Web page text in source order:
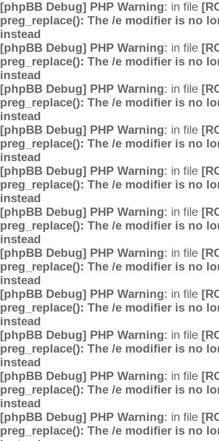
[phpBB Debug] PHP Warning: in file
preg_replace(): The /e modifier is no
instead
[phpBB Debug] PHP Warning: in file
preg_replace(): The /e modifier is no
instead
[phpBB Debug] PHP Warning: in file
preg_replace(): The /e modifier is no
instead
[phpBB Debug] PHP Warning: in file
preg_replace(): The /e modifier is no
instead
[phpBB Debug] PHP Warning: in file
preg_replace(): The /e modifier is no
instead
[phpBB Debug] PHP Warning: in file
preg_replace(): The /e modifier is no
instead
[phpBB Debug] PHP Warning: in file
preg_replace(): The /e modifier is no
instead
[phpBB Debug] PHP Warning: in file
preg_replace(): The /e modifier is no
instead
[phpBB Debug] PHP Warning: in file
preg_replace(): The /e modifier is no
instead
[phpBB Debug] PHP Warning: in file
preg_replace(): The /e modifier is no
instead
[phpBB Debug] PHP Warning: in file
preg_replace(): The /e modifier is no